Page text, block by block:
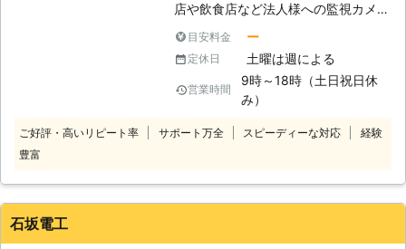
店や飲食店など法人様への監視カメラ
ます。事務所や店舗の防犯対策、業務
管理など次のようなご要望があれは弊
社までお問い合わせください。事務所
の入退室状況を把握できるようにした
い、お客様の来店前に入り口で察知し
たい、カメラと連動して音声や光によ
目安料金 ー
定休日 土曜は週による
営業時間
9時～18時（土日祝日休
み）
ご好評・高いリピート率 サポート万全 スピーディーな対応
経験
豊富
石坂電工